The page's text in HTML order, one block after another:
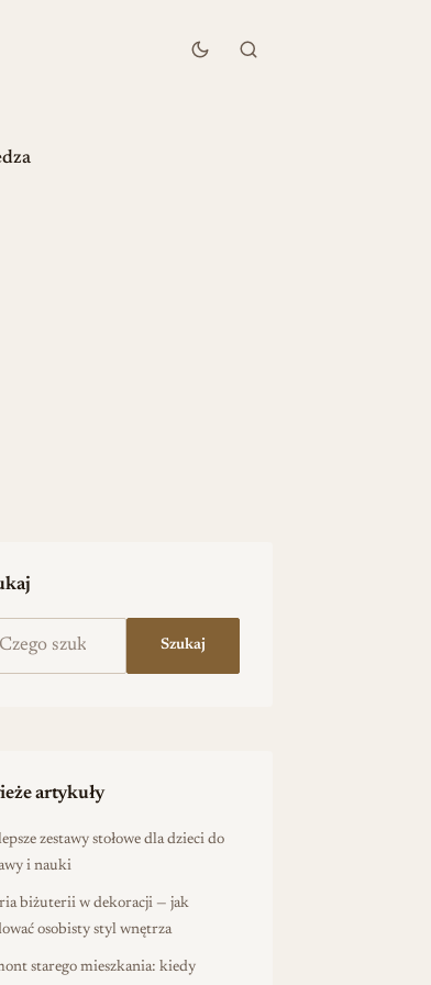
Szukaj
artykuły
zestawy stołowe dla dzieci do
i nauki
biżuterii w dekoracji — jak
osobisty styl wnętrza
starego mieszkania: kiedy